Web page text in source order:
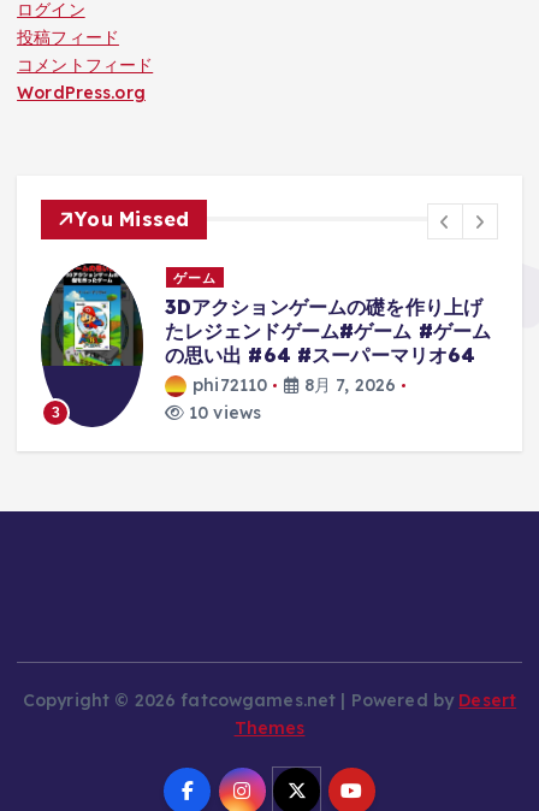
ログイン
投稿フィード
コメントフィード
WordPress.org
You Missed
3
ゲーム
3Dアクションゲームの礎を作り上げ
たレジェンドゲーム#ゲーム #ゲーム
の思い出 #64 #スーパーマリオ64
phi72110
8月 7, 2026
10 views
Copyright © 2026 fatcowgames.net | Powered by Desert
Themes